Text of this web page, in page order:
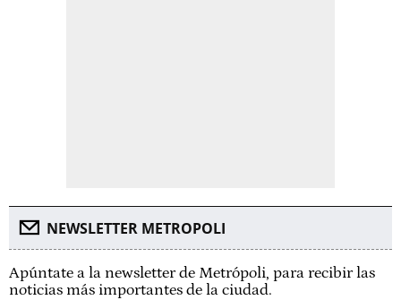
NEWSLETTER METROPOLI
Apúntate a la newsletter de Metrópoli, para recibir las
noticias más importantes de la ciudad.